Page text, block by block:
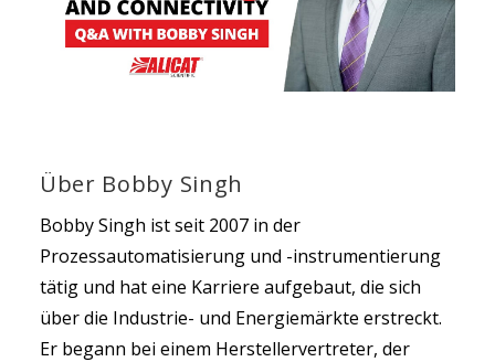
Über Bobby Singh
Bobby Singh ist seit 2007 in der
Prozessautomatisierung und -instrumentierung
tätig und hat eine Karriere aufgebaut, die sich
über die Industrie- und Energiemärkte erstreckt.
Er begann bei einem Herstellervertreter, der